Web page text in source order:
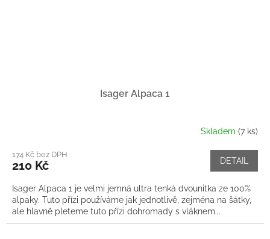
Isager Alpaca 1
Skladem (7 ks)
174 Kč bez DPH
210 Kč DETAIL
Isager Alpaca 1 je velmi jemná ultra tenká dvounitka ze 100%
alpaky. Tuto přízi používáme jak jednotlivě, zejména na šátky,
ale hlavně pleteme tuto přízi dohromady s vláknem...